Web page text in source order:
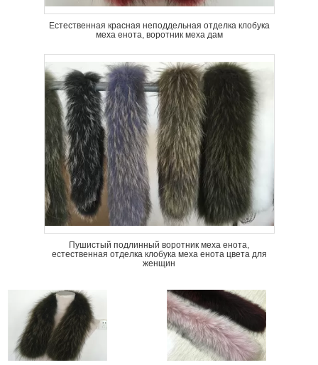
Естественная красная неподдельная отделка клобука
меха енота, воротник меха дам
Пушистый подлинный воротник меха енота,
естественная отделка клобука меха енота цвета для
женщин